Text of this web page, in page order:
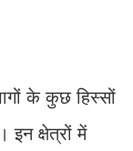
के कुछ हिस्सों
इन क्षेत्रों में